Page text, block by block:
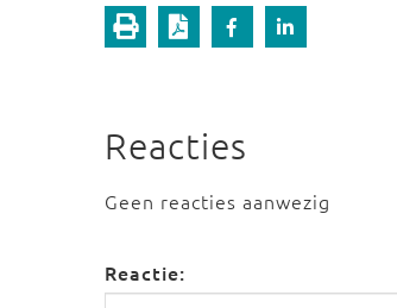
Reacties
Geen reacties aanwezig
Reactie: